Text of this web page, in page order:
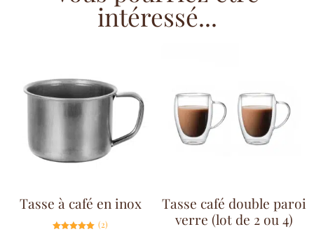
intéressé...
Tasse à café en inox
(2)
Tasse café double paroi
verre (lot de 2 ou 4)